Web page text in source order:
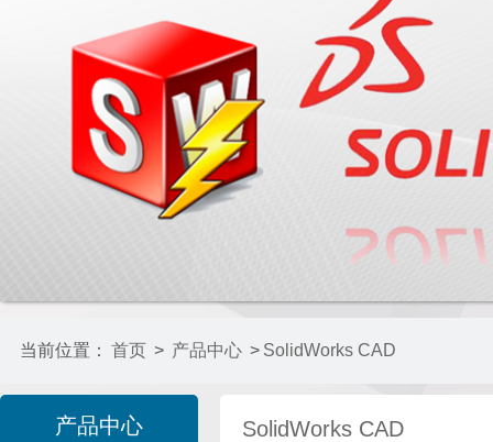
当前位置： 首页 > 产品中心 > SolidWorks CAD
产品中心 SolidWorks CAD